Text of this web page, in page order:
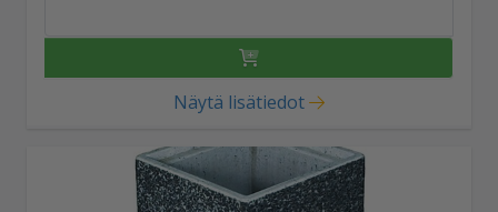
Näytä lisätiedot